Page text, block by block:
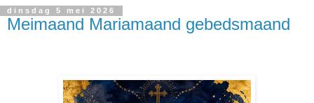
dinsdag 5 mei 2026
Meimaand Mariamaand gebedsmaand